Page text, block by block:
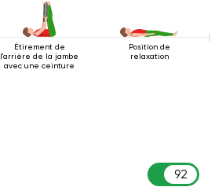
Étirement de
l'arrière de la jambe
avec une ceinture
Position de
relaxation
92